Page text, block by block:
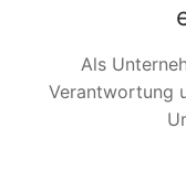
Als
Verantwortung